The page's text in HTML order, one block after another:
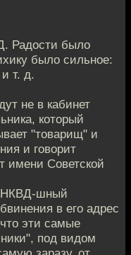
Радости было
было сильное:
т. д.
не в кабинет
который
"товарищ" и
и говорит
имени Советской
НКВД-шный
в его адрес
эти самые
под видом